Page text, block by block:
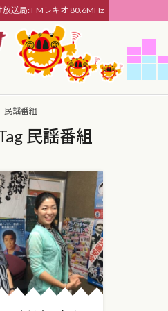
送局: FMレキオ 80.6MHz
民謡番組
民謡番組